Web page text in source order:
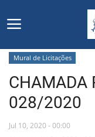
Início
Editais
Mural de Licitações
CHAMADA
028/2020
Jul 10, 2020 - 00:00